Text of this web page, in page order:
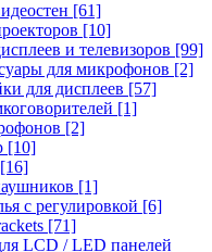
[61]
[10]
и телевизоров [99]
для микрофонов [2]
для дисплеев [57]
[1]
[2]
[10]
[16]
[1]
с регулировкой [6]
[71]
LCD / LED панелей